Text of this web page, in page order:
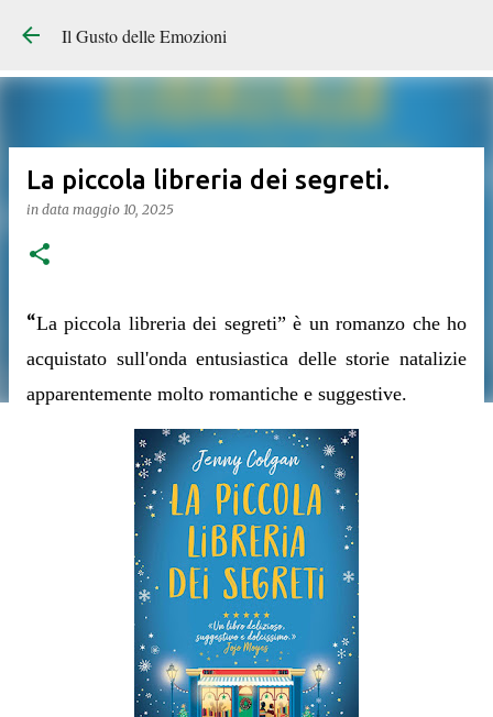
Il Gusto delle Emozioni
La piccola libreria dei segreti.
in data maggio 10, 2025
“La piccola libreria dei segreti” è un romanzo che ho
acquistato sull'onda entusiastica delle storie natalizie
apparentemente molto romantiche e suggestive.